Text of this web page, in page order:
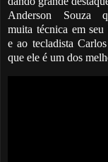
Anderson Souza
muita técnica em seu
e ao tecladista
que ele é um dos